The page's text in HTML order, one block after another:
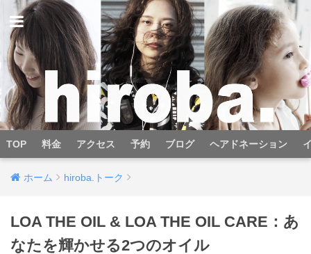
TOP 料金 アクセス 予約 ブログ ヘアドネーション
ホーム hiroba.トーク
LOA THE OIL & LOA THE OIL CARE：あ
なたを輝かせる2つのオイル